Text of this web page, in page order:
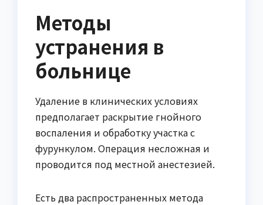
Методы
устранения в
больнице
Удаление в клинических условиях
предполагает раскрытие гнойного
воспаления и обработку участка с
фурункулом. Операция несложная и
проводится под местной анестезией.
Есть два распространенных метода